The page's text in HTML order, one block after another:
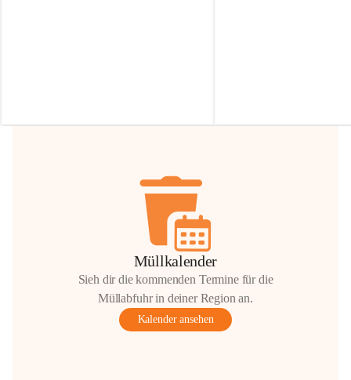
Hilfsbereitschaft!
Müllkalender
Sieh dir die kommenden Termine für die
Müllabfuhr in deiner Region an.
Kalender ansehen